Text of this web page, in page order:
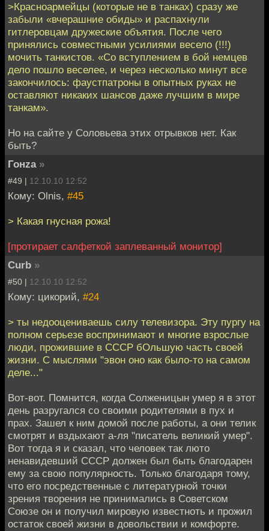
>Красноармейцы (которые не в танках) сразу же
забыли «вчерашние обиды» и распахнули
гитлеровцам дружеские объятия. После чего
принялись совместными усилиями весело (!!!)
мочить танкистов. «Со вступлением в бой немцев
дело пошло веселее, и через несколько минут все
закончилось: фаустпатроны в опытных руках не
оставляют никаких шансов даже лучшим в мире
танкам».
Но на сайте у Соловьева этих отрывков нет. Как
быть?
Гонzа »
#49 | 12.10.10 12:52
Кому: Olnis, #45
> Какая гнусная рожа!
[протирает салфеткой заплеванный монитор]
Curb »
#50 | 12.10.10 12:52
Кому: цикорий, #24
> ты недооцениваешь силу телевизора. Эту пургу на
полном серьезе воспринимают и многие взрослые
люди, прожившие в СССР бОльшую часть своей
жизни. С мыслями "эвон оно как было-то на самом
деле..."
Вот-вот. Помнится, когда Солженицын умер я в этот
день разругался со своими родителями в пух и
прах. Зашел к ним домой после работы, а они телик
смотрят и вздыхают а-ля "писатель великий умер".
Вот тогда я и сказал, что человек так люто
ненавидевший СССР должен был быть благодарен
ему за свою популярность. Только благодаря тому,
что его посредственные с литературной точки
зрения творения не принимались в Советском
Союзе он и получил мировую известноть и прожил
остаток своей жизни в довольствии и комфорте.